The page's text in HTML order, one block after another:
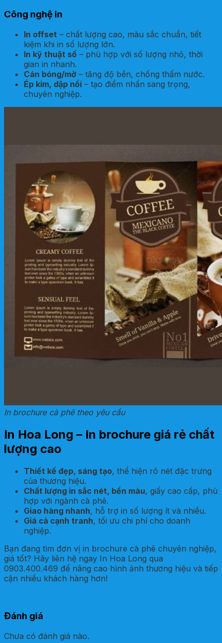
Công nghệ in
In offset – chất lượng cao, màu sắc chuẩn, tiết
kiệm khi in số lượng lớn.
In kỹ thuật số – phù hợp với số lượng nhỏ, thời
gian in nhanh.
Cán bóng/mờ – tăng độ bền, chống thấm nước.
Ép kim, dập nổi – tạo điểm nhấn sang trọng,
chuyên nghiệp.
In brochure cà phê theo yêu cầu
In Hoa Long – In brochure giá rẻ chất
lượng cao
Thiết kế đẹp, sáng tạo, thể hiện rõ nét đặc trưng
của thương hiệu.
Chất lượng in sắc nét, bền màu, giấy cao cấp, phù
hợp với ngành cà phê.
Giao hàng nhanh, hỗ trợ in số lượng ít và nhiều.
Giá cả cạnh tranh, tối ưu chi phí cho doanh
nghiệp.
Bạn đang tìm đơn vị in brochure cà phê chuyên nghiệp,
giá tốt? Hãy liên hệ ngay In Hoa Long qua
0903.400.469 để nâng cao hình ảnh thương hiệu và tiếp
cận nhiều khách hàng hơn!
Đánh giá
Chưa có đánh giá nào.